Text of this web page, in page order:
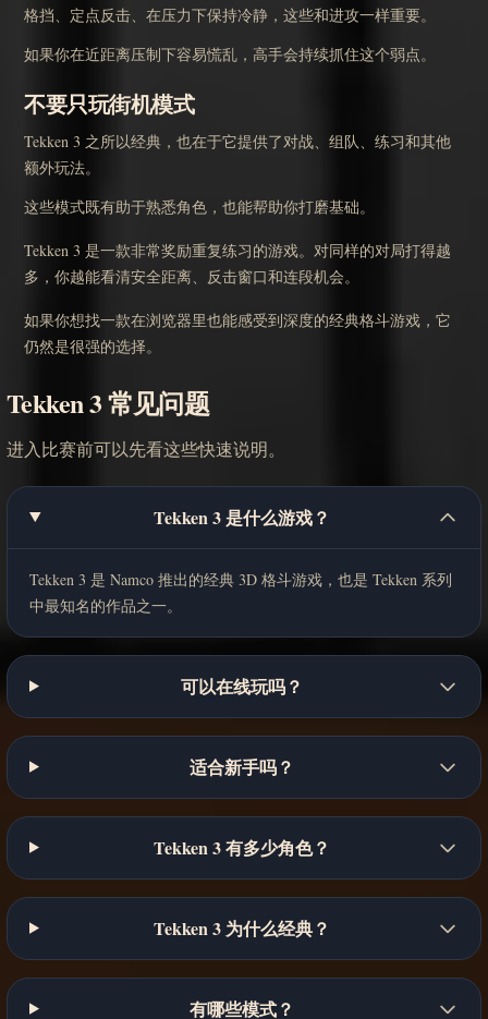
格挡、定点反击、在压力下保持冷静，这些和进攻一样重要。
如果你在近距离压制下容易慌乱，高手会持续抓住这个弱点。
不要只玩街机模式
Tekken 3 之所以经典，也在于它提供了对战、组队、练习和其他
额外玩法。
这些模式既有助于熟悉角色，也能帮助你打磨基础。
Tekken 3 是一款非常奖励重复练习的游戏。对同样的对局打得越
多，你越能看清安全距离、反击窗口和连段机会。
如果你想找一款在浏览器里也能感受到深度的经典格斗游戏，它
仍然是很强的选择。
Tekken 3 常见问题
进入比赛前可以先看这些快速说明。
Tekken 3 是什么游戏？
Tekken 3 是 Namco 推出的经典 3D 格斗游戏，也是 Tekken 系列
中最知名的作品之一。
可以在线玩吗？
适合新手吗？
Tekken 3 有多少角色？
Tekken 3 为什么经典？
有哪些模式？